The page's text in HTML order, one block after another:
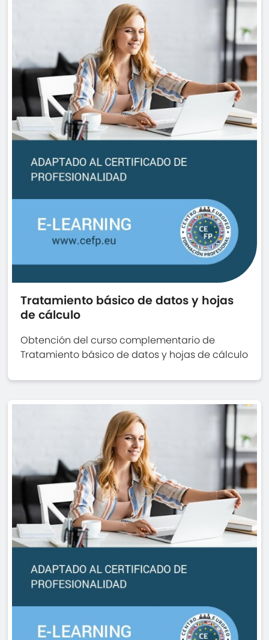
Tratamiento básico de datos y hojas
de cálculo
Obtención del curso complementario de
Tratamiento básico de datos y hojas de cálculo